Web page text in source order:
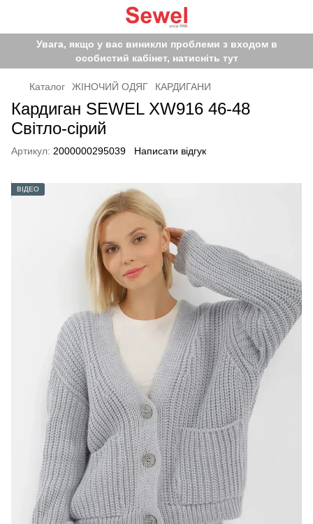
Увага, якщо у вас виникли проблеми з входом в
особистий кабінет, натисніть тут
Каталог ЖІНОЧИЙ ОДЯГ КАРДИГАНИ
Кардиган SEWEL XW916 46-48
Світло-сірий
Артикул: 2000000295039 Написати відгук
ВІДЕО